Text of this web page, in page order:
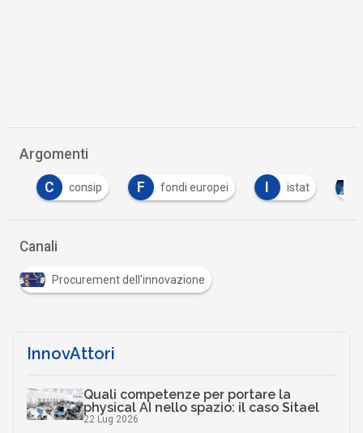
Argomenti
C consip fondi europei istat
Canali
Procurement dell'innovazione
InnovAttori
Quali competenze per portare la
physical AI nello spazio: il caso Sitael
22 Lug 2026